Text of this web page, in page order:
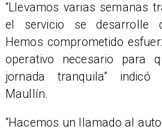
​“Llevamos varias semanas
el servicio se desarrolle
Hemos comprometido
operativo necesario para
jornada tranquila”
Maullín.
“Hacemos un llamado al